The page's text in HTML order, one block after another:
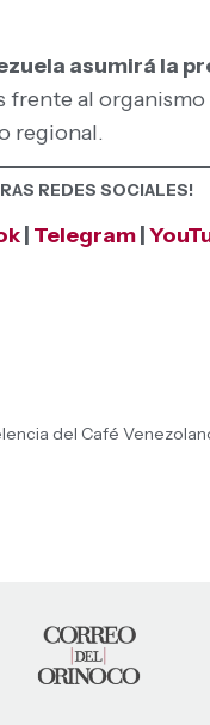
asumirá la
al
regional.
REDES SOCIALES!
Telegram